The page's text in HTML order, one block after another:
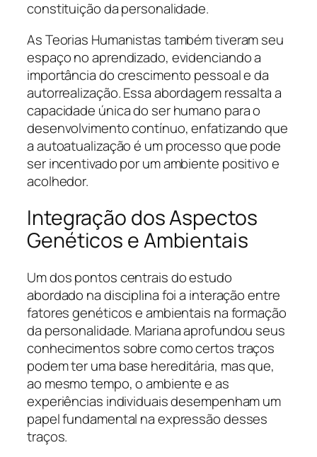
constituição da personalidade.
As Teorias Humanistas também tiveram seu
espaço no aprendizado, evidenciando a
importância do crescimento pessoal e da
autorrealização. Essa abordagem ressalta a
capacidade única do ser humano para o
desenvolvimento contínuo, enfatizando que
a autoatualização é um processo que pode
ser incentivado por um ambiente positivo e
acolhedor.
Integração dos Aspectos
Genéticos e Ambientais
Um dos pontos centrais do estudo
abordado na disciplina foi a interação entre
fatores genéticos e ambientais na formação
da personalidade. Mariana aprofundou seus
conhecimentos sobre como certos traços
podem ter uma base hereditária, mas que,
ao mesmo tempo, o ambiente e as
experiências individuais desempenham um
papel fundamental na expressão desses
traços.